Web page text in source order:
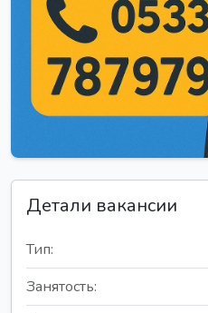
Детали вакансии
Тип:
Занятость: